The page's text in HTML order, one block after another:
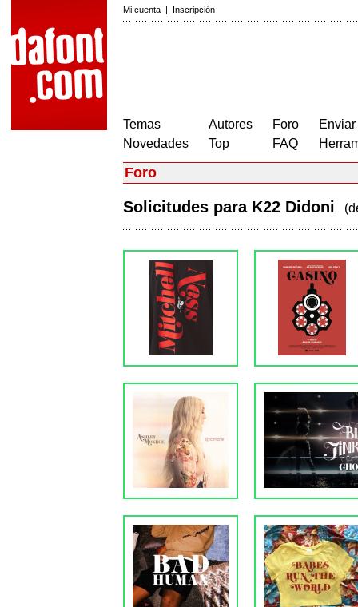
Mi cuenta | Inscripción
Temas
Novedades
Autores
Top
Foro
FAQ
Foro
Solicitudes para K22 Didoni